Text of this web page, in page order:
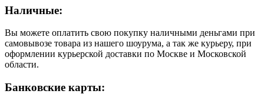
Наличные:
Вы можете оплатить свою покупку наличными деньгами при
самовывозе товара из нашего шоурума, а так же курьеру, при
оформлении курьерской доставки по Москве и Московской
области.
Банковские карты: